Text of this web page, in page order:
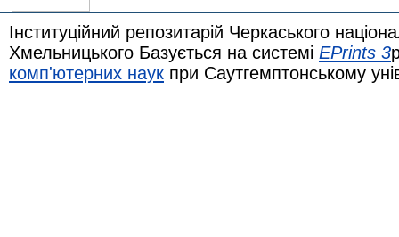
Інституційний репозитарій Черкаського
Хмельницького Базується на системі EPrints 3
комп'ютерних наук при Саутгемптонському